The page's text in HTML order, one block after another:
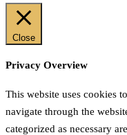
Close
Privacy Overview
This website uses cookies
navigate through the
categorized as necessary